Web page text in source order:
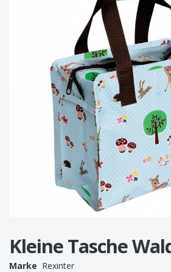
Kleine Tasche
Marke Rexinter